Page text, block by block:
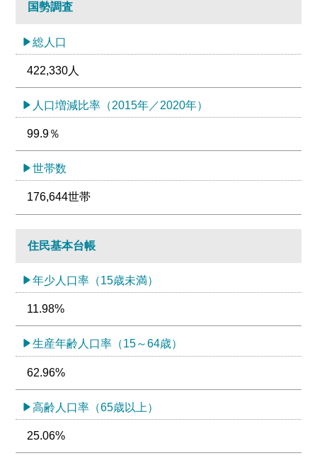
国勢調査
総人口
422,330人
人口増減比率（2015年／2020年）
99.9％
世帯数
176,644世帯
住民基本台帳
年少人口率（15歳未満）
11.98%
生産年齢人口率（15～64歳）
62.96%
高齢人口率（65歳以上）
25.06%